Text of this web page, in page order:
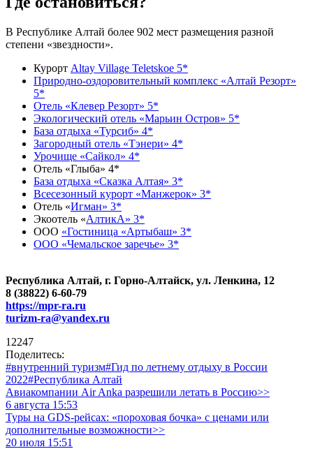
В Республике Алтай более 902 мест размещения разной
степени «звездности».
Курорт Altay Village Teletskoe 5*
Природно-оздоровительный комплекс «Алтай Резорт»
5*
Отель «Клевер Резорт» 5*
Экологический отель «Марьин Остров» 5*
База отдыха «Турсиб» 4*
Загородный отель «Тэнери» 4*
Урочище «Сайкол» 4*
Отель «Глыба» 4*
База отдыха «Сказка Алтая» 3*
Всесезонный курорт «Манжерок» 3*
Отель «Игман» 3*
Экоотель «АлтикА» 3*
ООО «Гостиница «Артыбаш» 3*
ООО «Чемальское заречье» 3*
Республика Алтай, г. Горно-Алтайск, ул. Ленкина, 12
8 (38822) 6-60-79
https://mpr-ra.ru
turizm-ra@yandex.ru
12247
Поделитесь:
#внутренний туризм#Гид по летнему отдыху в России
2022#Республика Алтай
Авиакомпании Air Anka разрешили летать в Россию>>
6 августа 15:53
Туры на GDS-рейсах: «пороховая бочка» с ценами или
дополнительные возможности>>
20 июля 15:51